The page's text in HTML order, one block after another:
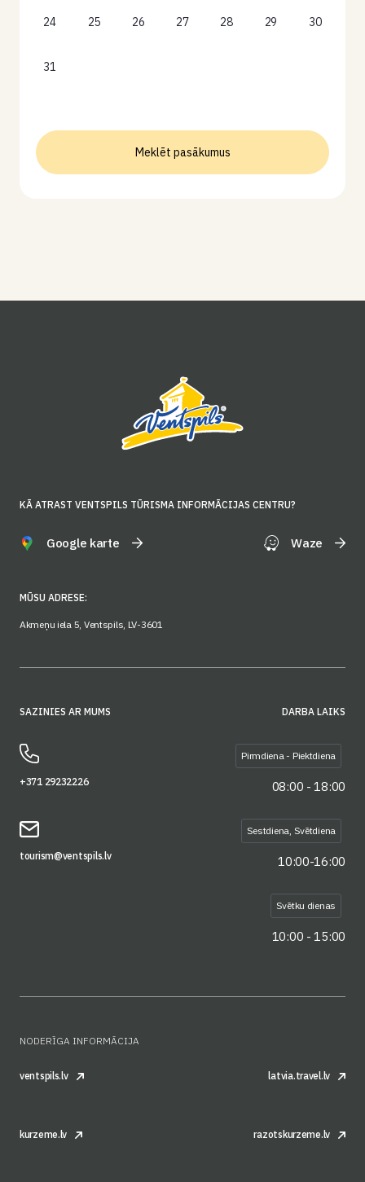
24 25 26 27 28 29 30
31
Meklēt pasākumus
KĀ ATRAST VENTSPILS TŪRISMA INFORMĀCIJAS CENTRU?
Google karte Waze
MŪSU ADRESE:
Akmeņu iela 5, Ventspils, LV-3601
SAZINIES AR MUMS
+371 29232226
tourism@ventspils.lv
DARBA LAIKS
Pirmdiena - Piektdiena
08:00 - 18:00
Sestdiena, Svētdiena
10:00-16:00
Svētku dienas
10:00 - 15:00
NODERĪGA INFORMĀCIJA
ventspils.lv latvia.travel.lv
kurzeme.lv razotskurzeme.lv